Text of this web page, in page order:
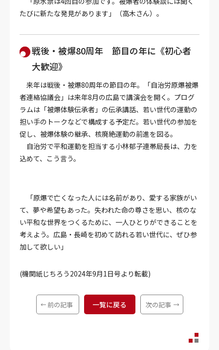
たびに新たな発見があります」（高木さん）。
戦後・被爆80周年 節目の年に《初心者
大歓迎》
来年は戦後・被爆80周年の節目の年。「自治労原爆被爆
者連絡協議会」は来年8月の広島で講演会を開く。プログ
ラムは「被爆体験伝承者」の伝承講話、若い世代の運動の
担い手のトークなどで構成する予定だ。若い世代の参加を
促し、被爆体験の継承、核廃絶運動の前進を図る。
自治労で平和運動を担当する小林郁子連帯局長は、力を
込めて、こう言う。
「原爆で亡くなった人には名前があり、愛する家族がい
て、夢や希望もあった。失われた命の尊さを思い、核のな
い平和な世界をつくるために、一人ひとりができることを
考えよう。広島・長崎を初めて訪れる若い世代に、ぜひ参
加して欲しい」
(機関紙じちろう2024年9月1日号より転載)
前の記事 一覧に戻る 次の記事